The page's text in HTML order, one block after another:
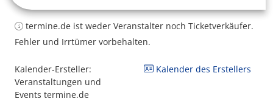
termine.de ist weder Veranstalter noch Ticketverkäufer.
Fehler und Irrtümer vorbehalten.
Kalender-Ersteller:
Veranstaltungen und
Events termine.de
Kalender des Erstellers